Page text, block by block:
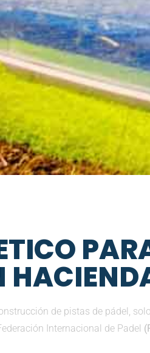
de pistas de pádel,
Internacional de Padel